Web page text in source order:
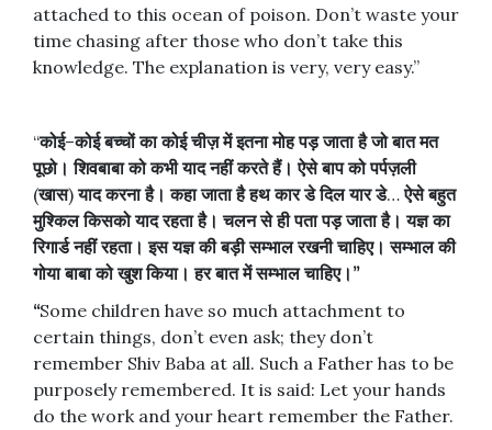
attached to this ocean of poison. Don’t waste your
time chasing after those who don’t take this
knowledge. The explanation is very, very easy.”
“कोई–कोई बच्चों का कोई चीज़ में इतना मोह पड़ जाता है जो बात मत
पूछो। शिवबाबा को कभी याद नहीं करते हैं। ऐसे बाप को पर्पज़ली
(खास)याद करना है। कहा जाता है हथ कार डे दिल यार डे…ऐसे बहुत
मुश्किल किसको याद रहता है। चलन से ही पता पड़ जाता है। यज्ञ का
रिगार्ड नहीं रहता। इस यज्ञ की बड़ी सम्भाल रखनी चाहिए। सम्भाल की
गोया बाबा को खुश किया। हर बात में सम्भाल चाहिए। ”
“Some children have so much attachment to
certain things, don’t even ask; they don’t
remember Shiv Baba at all. Such a Father has to be
purposely remembered. It is said: Let your hands
do the work and your heart remember the Father.